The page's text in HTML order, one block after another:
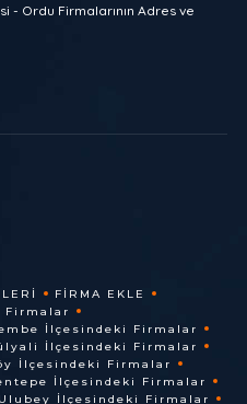
- Ordu Firmalarının Adres ve
FIRMA EKLE
Firmalar
İlçesindeki Firmalar
İlçesindeki Firmalar
İlçesindeki Firmalar
İlçesindeki Firmalar
Ulubey İlçesindeki Firmalar